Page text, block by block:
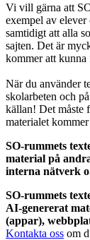
Vi vill gärna att
exempel av
samtidigt att alla
sajten. Det är
kommer att kunna
När du använder
skolarbeten och
källan! Det måste
materialet
SO-rummets
material på
interna nätverk
SO-rummets
AI-genererat
(appar),
Kontakta oss om